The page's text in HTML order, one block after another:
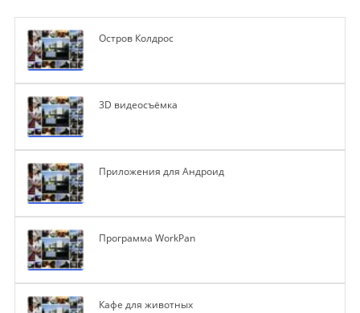
Остров Колдрос
3D видеосъёмка
Приложения для Андроид
Программа WorkPan
Кафе для животных